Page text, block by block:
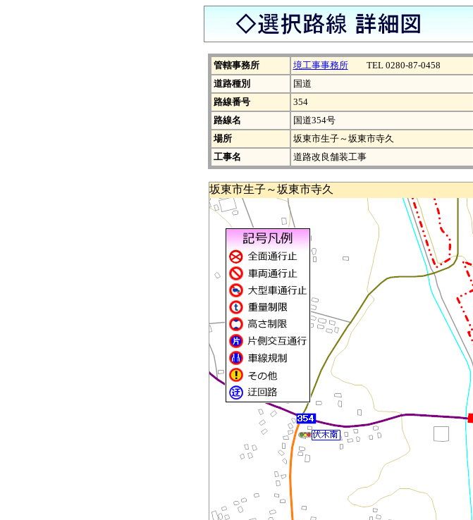
管轄事務所 境工事事務所TEL 0280-87-0458
道路種別
国道
路線番号
354
路線名
国道354号
場所
坂東市生子～坂東市寺久
工事名
道路改良舗装工事
坂東市生子～坂東市寺久